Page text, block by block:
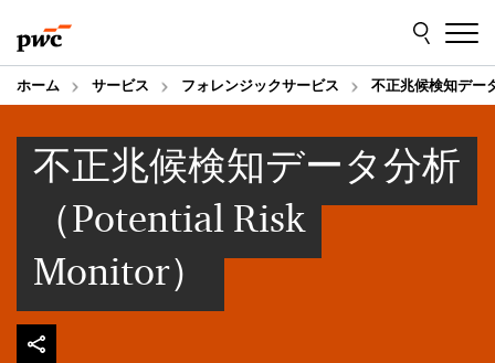
to
content
to
footer
ホーム サービス フォレンジックサービス 不正兆候検知デ
不正兆候検知データ分析
（Potential Risk
Monitor）